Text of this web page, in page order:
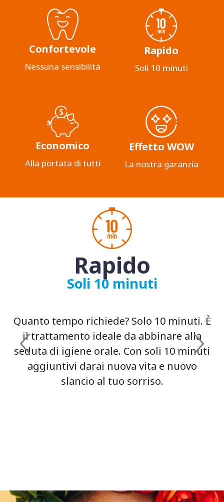
Confortevole
Nessuna sensibilità
Rapido
Soli 10 minuti
Economico
Alla portata di tutti
Effetto WOW
La nostra garanzia
Rapido
Soli 10 minuti
Quanto tempo richiede? Solo 10 minuti. È
il trattamento ideale da abbinare alla
seduta di igiene orale. Con soli 10 minuti
aggiuntivi darai nuova vita e nuovo
slancio al tuo sorriso.